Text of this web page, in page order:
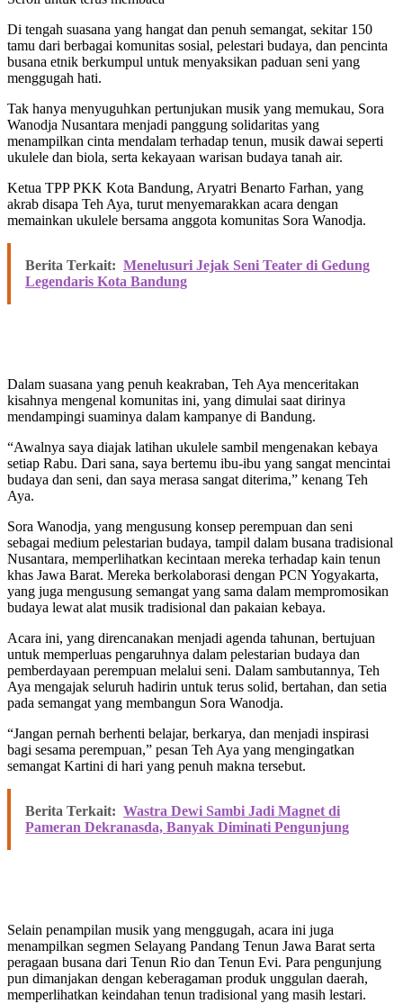
Di tengah suasana yang hangat dan penuh semangat, sekitar 150
tamu dari berbagai komunitas sosial, pelestari budaya, dan pencinta
busana etnik berkumpul untuk menyaksikan paduan seni yang
menggugah hati.
Tak hanya menyuguhkan pertunjukan musik yang memukau, Sora
Wanodja Nusantara menjadi panggung solidaritas yang
menampilkan cinta mendalam terhadap tenun, musik dawai seperti
ukulele dan biola, serta kekayaan warisan budaya tanah air.
Ketua TPP PKK Kota Bandung, Aryatri Benarto Farhan, yang
akrab disapa Teh Aya, turut menyemarakkan acara dengan
memainkan ukulele bersama anggota komunitas Sora Wanodja.
Berita Terkait: Menelusuri Jejak Seni Teater di Gedung
Legendaris Kota Bandung
Dalam suasana yang penuh keakraban, Teh Aya menceritakan
kisahnya mengenal komunitas ini, yang dimulai saat dirinya
mendampingi suaminya dalam kampanye di Bandung.
“Awalnya saya diajak latihan ukulele sambil mengenakan kebaya
setiap Rabu. Dari sana, saya bertemu ibu-ibu yang sangat mencintai
budaya dan seni, dan saya merasa sangat diterima,” kenang Teh
Aya.
Sora Wanodja, yang mengusung konsep perempuan dan seni
sebagai medium pelestarian budaya, tampil dalam busana tradisional
Nusantara, memperlihatkan kecintaan mereka terhadap kain tenun
khas Jawa Barat. Mereka berkolaborasi dengan PCN Yogyakarta,
yang juga mengusung semangat yang sama dalam mempromosikan
budaya lewat alat musik tradisional dan pakaian kebaya.
Acara ini, yang direncanakan menjadi agenda tahunan, bertujuan
untuk memperluas pengaruhnya dalam pelestarian budaya dan
pemberdayaan perempuan melalui seni. Dalam sambutannya, Teh
Aya mengajak seluruh hadirin untuk terus solid, bertahan, dan setia
pada semangat yang membangun Sora Wanodja.
“Jangan pernah berhenti belajar, berkarya, dan menjadi inspirasi
bagi sesama perempuan,” pesan Teh Aya yang mengingatkan
semangat Kartini di hari yang penuh makna tersebut.
Berita Terkait: Wastra Dewi Sambi Jadi Magnet di
Pameran Dekranasda, Banyak Diminati Pengunjung
Selain penampilan musik yang menggugah, acara ini juga
menampilkan segmen Selayang Pandang Tenun Jawa Barat serta
peragaan busana dari Tenun Rio dan Tenun Evi. Para pengunjung
pun dimanjakan dengan keberagaman produk unggulan daerah,
memperlihatkan keindahan tenun tradisional yang masih lestari.